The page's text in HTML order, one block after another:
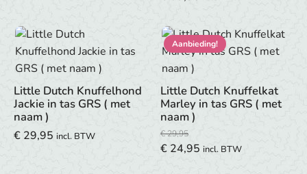
€ 19,95. € 18,00.
Little Dutch Knuffelhond
Jackie in tas GRS ( met
naam )
€ 29,95 incl. BTW
Aanbieding!
Little Dutch Knuffelkat
Marley in tas GRS ( met
naam )
€29,95
Oorspronkelijke
€ 24,95 Huidige
incl. BTW